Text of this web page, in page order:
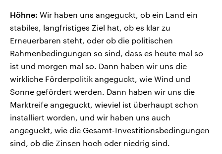
Höhne: Wir haben uns angeguckt, ob ein Land ein
stabiles, langfristiges Ziel hat, ob es klar zu
Erneuerbaren steht, oder ob die politischen
Rahmenbedingungen so sind, dass es heute mal so
ist und morgen mal so. Dann haben wir uns die
wirkliche Förderpolitik angeguckt, wie Wind und
Sonne gefördert werden. Dann haben wir uns die
Marktreife angeguckt, wieviel ist überhaupt schon
installiert worden, und wir haben uns auch
angeguckt, wie die Gesamt-Investitionsbedingungen
sind, ob die Zinsen hoch oder niedrig sind.